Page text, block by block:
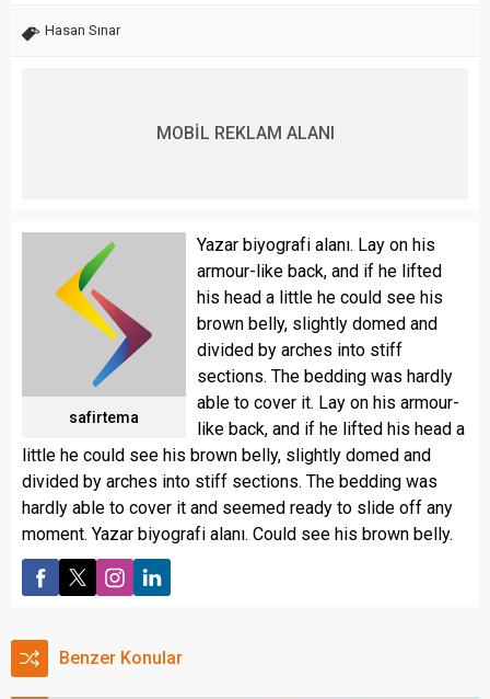
Hasan Sınar
MOBİL REKLAM ALANI
safirtema
Yazar biyografi alanı. Lay on his
armour-like back, and if he lifted
his head a little he could see his
brown belly, slightly domed and
divided by arches into stiff
sections. The bedding was hardly
able to cover it. Lay on his armour-
like back, and if he lifted his head a
little he could see his brown belly, slightly domed and
divided by arches into stiff sections. The bedding was
hardly able to cover it and seemed ready to slide off any
moment. Yazar biyografi alanı. Could see his brown belly.
Benzer Konular